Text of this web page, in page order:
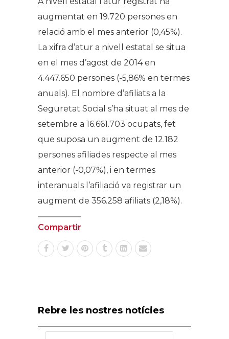
augmentat en 19.720 persones en
relació amb el mes anterior (0,45%).
La xifra d’atur a nivell estatal se situa
en el mes d’agost de 2014 en
4.447.650 persones (-5,86% en termes
anuals). El nombre d’afiliats a la
Seguretat Social s’ha situat al mes de
setembre a 16.661.703 ocupats, fet
que suposa un augment de 12.182
persones afiliades respecte al mes
anterior (-0,07%), i en termes
interanuals l’afiliació va registrar un
augment de 356.258 afiliats (2,18%).
Compartir
Rebre les nostres notícies